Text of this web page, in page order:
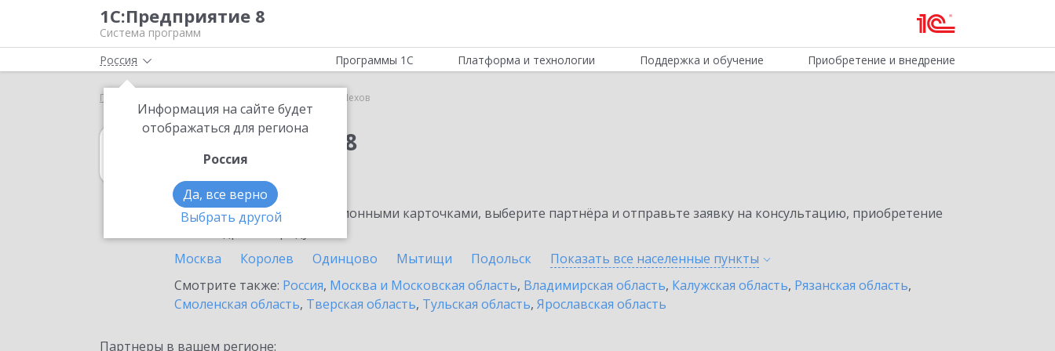
1С:Предприятие 8
Система программ
Россия
Информация на сайте будет
отображаться для региона
Россия
Да, все верно
Выбрать другой
Программы 1С Платформа и технологии Поддержка и обучение Приобретение и внедрение
Главная Чехов
1С:Упрощенка 8
в Чехове
Ознакомьтесь с информационными карточками, выберите партнёра и отправьте заявку на консультацию, приобретение
Москва
Королев Одинцово Мытищи Подольск Показать все населенные пункты
Смотрите также: Россия, Москва и Московская область, Владимирская область, Калужская область, Рязанская область,
Смоленская область, Тверская область, Тульская область, Ярославская область
Партнеры в вашем регионе: